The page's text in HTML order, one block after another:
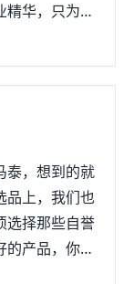
华，只为你
泰，想到的就
品上，我们也
选择那些自誉
产品，你就
来，打造成